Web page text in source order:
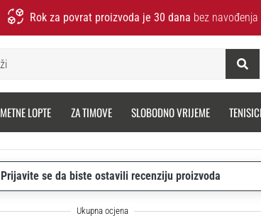
Rok za povrat proizvoda je 30 dana bez
LOPTE ZA TIMOVE SLOBODNO VRIJEME
Prijavite se da biste ostavili recenziju proizvoda